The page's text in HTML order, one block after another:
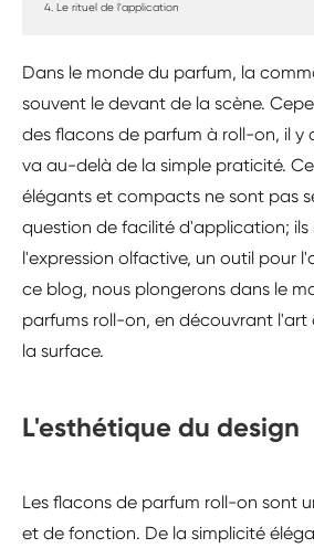
4. Le rituel de l'application
Dans le monde du parfum, la
souvent le devant de la scène.
des flacons de parfum à roll-on, il y
va au-delà de la simple praticité.
élégants et compacts ne sont pas
question de facilité d'application;
l'expression olfactive, un outil pour
ce blog, nous plongerons dans le
parfums roll-on, en découvrant l'art
la surface.
L'esthétique du design
Les flacons de parfum roll-on sont
et de fonction. De la simplicité